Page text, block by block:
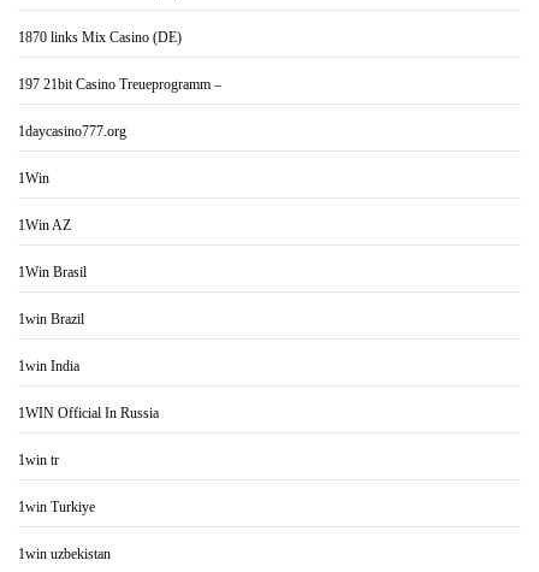
1870 links Mix Casino (DE)
197 21bit Casino Treueprogramm –
1daycasino777.org
1Win
1Win AZ
1Win Brasil
1win Brazil
1win India
1WIN Official In Russia
1win tr
1win Turkiye
1win uzbekistan